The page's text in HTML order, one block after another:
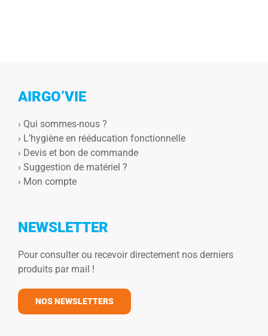
AIRGO’VIE
› Qui sommes-nous ?
› L’hygiène en rééducation fonctionnelle
› Devis et bon de commande
› Suggestion de matériel ?
› Mon compte
NEWSLETTER
Pour consulter ou recevoir directement nos derniers
produits par mail !
NOS NEWSLETTERS